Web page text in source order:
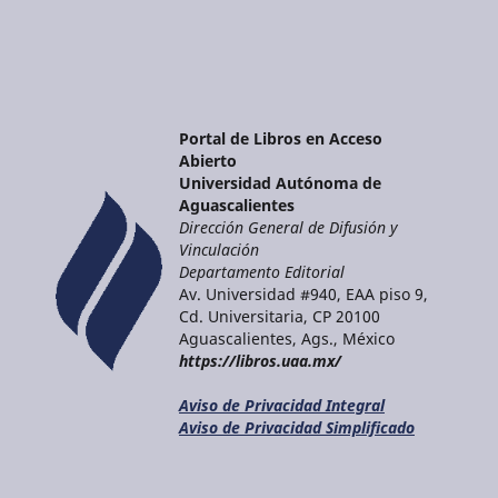
Portal de Libros en Acceso
Abierto
Universidad Autónoma de
Aguascalientes
Dirección General de Difusión y
Vinculación
Departamento Editorial
Av. Universidad #940, EAA piso 9,
Cd. Universitaria, CP 20100
Aguascalientes, Ags., México
https://libros.uaa.mx/
Aviso de Privacidad Integral
Aviso de Privacidad Simplificado